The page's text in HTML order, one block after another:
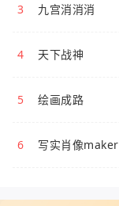
3 九宫消消消
4 天下战神
5 绘画成路
6 写实肖像maker